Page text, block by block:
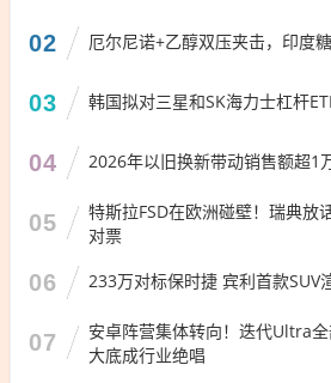
02 厄尔尼诺+乙醇双压夹击，印度
03 韩国拟对三星和SK海力士杠杆
04 2026年以旧换新带动销售额超1
05
特斯拉FSD在欧洲碰壁！瑞典放
对票
06 233万对标保时捷 宾利首款SUV
07
安卓阵营集体转向！迭代Ultra
大底成行业绝唱